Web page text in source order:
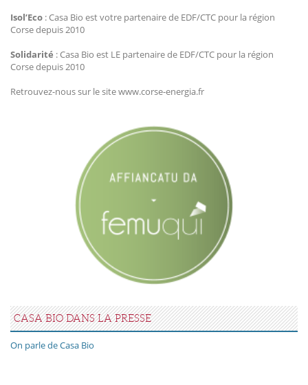
Isol’Eco : Casa Bio est votre partenaire de EDF/CTC pour la région
Corse depuis 2010
Solidarité : Casa Bio est LE partenaire de EDF/CTC pour la région
Corse depuis 2010
Retrouvez-nous sur le site www.corse-energia.fr
CASA BIO DANS LA PRESSE
On parle de Casa Bio